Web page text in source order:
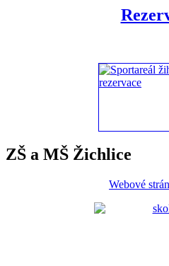
ZŠ a MŠ Žichlice
Webové